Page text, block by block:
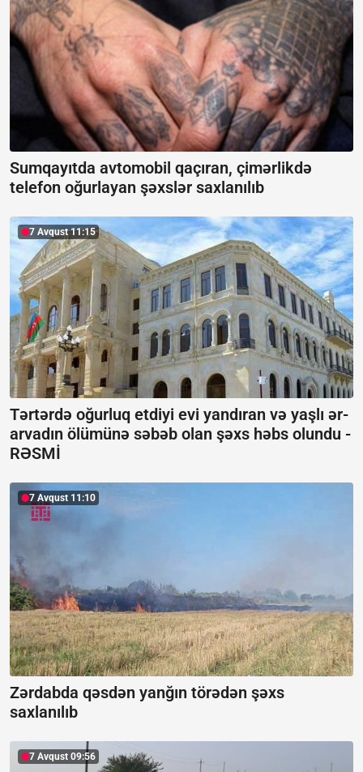
Sumqayıtda avtomobil qaçıran, çimərlikdə
telefon oğurlayan şəxslər saxlanılıb
7 Avqust 11:15
Tərtərdə oğurluq etdiyi evi yandıran və yaşlı ər-
arvadın ölümünə səbəb olan şəxs həbs olundu -
RƏSMİ
7 Avqust 11:10
Zərdabda qəsdən yanğın törədən şəxs
saxlanılıb
7 Avqust 09:56